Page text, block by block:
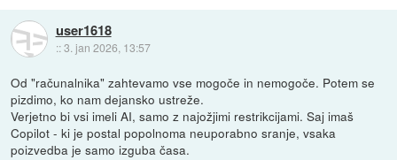
user1618
::3. jan 2026, 13:57
Od "računalnika" zahtevamo vse mogoče in nemogoče. Potem se
pizdimo, ko nam dejansko ustreže.
Verjetno bi vsi imeli AI, samo z najožjimi restrikcijami. Saj imaš
Copilot - ki je postal popolnoma neuporabno sranje, vsaka
poizvedba je samo izguba časa.